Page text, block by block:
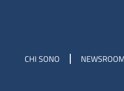
CHI SONO NEWSROOM